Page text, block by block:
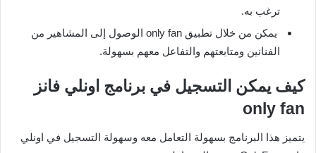
ترغب به.
يمكن من خلال تطبيق only fan الوصول إلى المشاهير من
الفنانين ومتابعتهم والتفاعل معهم بسهولة.
كيف يمكن التسجيل في برنامج اونلي فانز
only fan
يتميز هذا البرنامج بسهولة التعامل معه وسهولة التسجيل في اونلي